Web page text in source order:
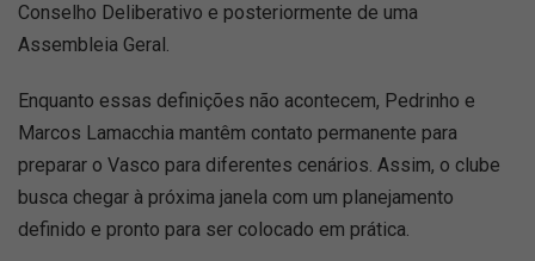
Conselho Deliberativo e posteriormente de uma
Assembleia Geral.
Enquanto essas definições não acontecem, Pedrinho e
Marcos Lamacchia mantêm contato permanente para
preparar o Vasco para diferentes cenários. Assim, o clube
busca chegar à próxima janela com um planejamento
definido e pronto para ser colocado em prática.